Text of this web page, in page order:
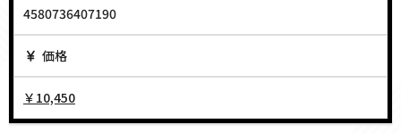
4580736407190
価格
￥10,450